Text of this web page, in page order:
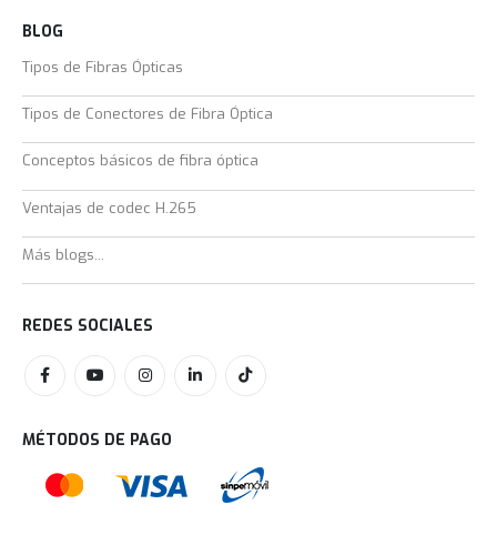
BLOG
Tipos de Fibras Ópticas
Tipos de Conectores de Fibra Óptica
Conceptos básicos de fibra óptica
Ventajas de codec H.265
Más blogs...
REDES SOCIALES
MÉTODOS DE PAGO